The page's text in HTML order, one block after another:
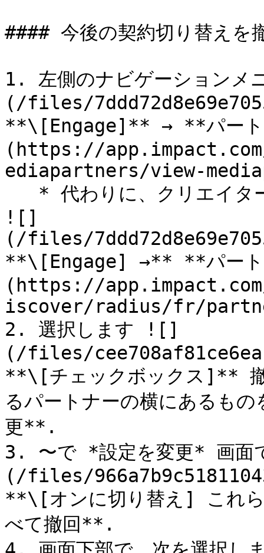
#### 今後の契約切り替えを
1. 左側のナビゲーション
(/files/
**\[Engage]** → **パー
(https://
ediapartners/view-
![]
(/files/
**\[Engage] →** **パー
(https://
iscover/radius/fr/
2. 選択します ![]
(/files/
**\[チェックボックス]** 撤
るパートナーの横にあるも
更**.
3. 〜で *設定を変更* 画面
(/files/
**\[オンに切り替え] これら
べて撤回**.